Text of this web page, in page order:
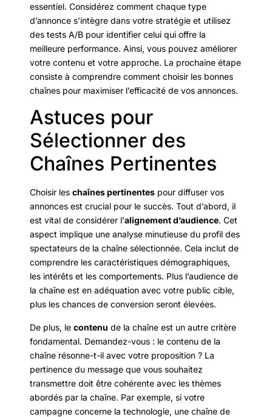
essentiel. Considérez comment chaque type
d’annonce s’intègre dans votre stratégie et utilisez
des tests A/B pour identifier celui qui offre la
meilleure performance. Ainsi, vous pouvez améliorer
votre contenu et votre approche. La prochaine étape
consiste à comprendre comment choisir les bonnes
chaînes pour maximiser l’efficacité de vos annonces.
Astuces pour
Sélectionner des
Chaînes Pertinentes
Choisir les chaînes pertinentes pour diffuser vos
annonces est crucial pour le succès. Tout d’abord, il
est vital de considérer l’alignement d’audience. Cet
aspect implique une analyse minutieuse du profil des
spectateurs de la chaîne sélectionnée. Cela inclut de
comprendre les caractéristiques démographiques,
les intérêts et les comportements. Plus l’audience de
la chaîne est en adéquation avec votre public cible,
plus les chances de conversion seront élevées.
De plus, le contenu de la chaîne est un autre critère
fondamental. Demandez-vous : le contenu de la
chaîne résonne-t-il avec votre proposition ? La
pertinence du message que vous souhaitez
transmettre doit être cohérente avec les thèmes
abordés par la chaîne. Par exemple, si votre
campagne concerne la technologie, une chaîne de